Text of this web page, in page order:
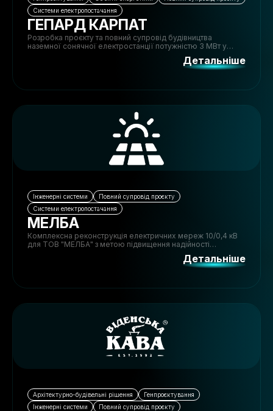
Системи електропостачання
ГЕПАРД КАРПАТ
Розробка проєкту та повний супровід будівництва
наземної сонячної електростанції потужністю 3 МВт у
Закарпатській області, включаючи підключення до мережі
та організацію інженерної інфраструктури.Детальніше
Інженерні системи
Повний супровід проєкту
Системи електропостачання
МЕЛБА
Комплексна реконструкція електричних мереж 10/0,4 кВ
для ТОВ "МЕЛБА" з метою підвищення надійності
електропостачання, інтеграції нових споживачів та
забезпечення підключення дахової сонячноїДетальніше
Архітектурно-будівельні рішення
Генпроєктування
Інженерні системи
Повний супровід проєкту